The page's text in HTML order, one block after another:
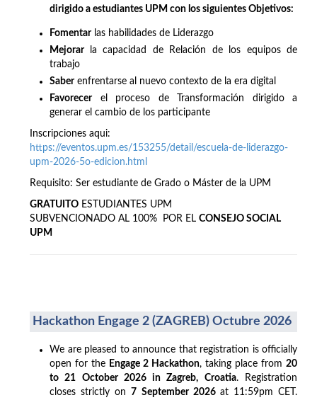
dirigido a estudiantes UPM con los siguientes Objetivos:
Fomentarlas habilidades de Liderazgo
Mejorar
la capacidad de Relación de los equipos de
trabajo
Saberenfrentarse al nuevo contexto de la era digital
Favorecerel proceso de Transformación dirigido a
generar el cambio de los participante
Inscripciones aqui:
https://eventos.upm.es/153255/detail/escuela-de-liderazgo-
upm-2026-5o-edicion.html
Requisito: Ser estudiante de Grado o Máster de la UPM
GRATUITO ESTUDIANTES UPM
SUBVENCIONADO AL 100% POR EL CONSEJO SOCIAL
UPM
Hackathon Engage 2 (ZAGREB) Octubre 2026
We are pleased to announce that registration is officially
open for the Engage 2 Hackathon, taking place from 20
to 21 October 2026 in Zagreb, Croatia. Registration
closes strictly on7 September 2026 at 11:59pm CET.